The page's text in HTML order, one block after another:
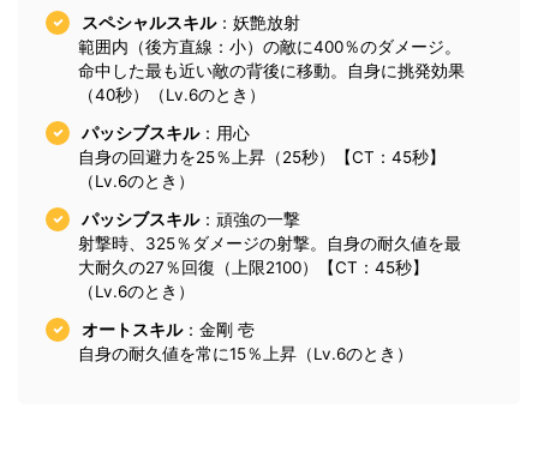
スペシャルスキル：妖艶放射
範囲内（後方直線：小）の敵に400％のダメージ。
命中した最も近い敵の背後に移動。自身に挑発効果
（40秒）（Lv.6のとき）
パッシブスキル：用心
自身の回避力を25％上昇（25秒）【CT：45秒】
（Lv.6のとき）
パッシブスキル：頑強の一撃
射撃時、325％ダメージの射撃。自身の耐久値を最
大耐久の27％回復（上限2100）【CT：45秒】
（Lv.6のとき）
オートスキル：金剛 壱
自身の耐久値を常に15％上昇（Lv.6のとき）